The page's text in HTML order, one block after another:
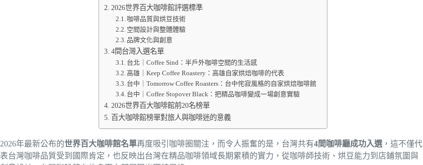
2026世界百大咖啡館評選標準
咖啡品質與烘豆技術
空間設計與整體體驗
品牌文化與創意
4間台灣入選名單
台北｜Coffee Sind：半戶外咖啡空間的生活感
高雄｜Keep Coffee Roastery：高雄自家烘焙咖啡的代表
台中｜Tomorrow Coffee Roasters：台中侘寂風格的自家烘焙咖啡館
台中｜Coffee Stopover Black：把精品咖啡變成一場創意實驗
2026世界百大咖啡館前20名榜單
百大咖啡館榜單對旅人與咖啡迷的意義
2026年最新公布的世界百大咖啡館名單再度吸引咖啡圈關注，而令人振奮的是，台灣共有4間咖啡廳成功入選 ，這不僅代
表台灣咖啡品質受到國際肯定，也反映出台灣在精品咖啡領域長期累積的實力，從咖啡師技術、烘豆能力到店鋪氛圍與